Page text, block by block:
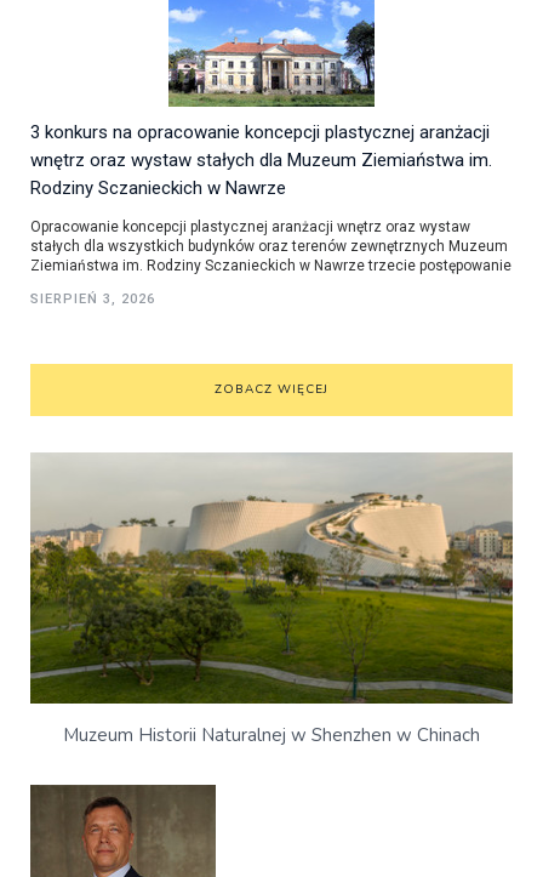
3 konkurs na opracowanie koncepcji plastycznej aranżacji
wnętrz oraz wystaw stałych dla Muzeum Ziemiaństwa im.
Rodziny Sczanieckich w Nawrze
Opracowanie koncepcji plastycznej aranżacji wnętrz oraz wystaw
stałych dla wszystkich budynków oraz terenów zewnętrznych Muzeum
Ziemiaństwa im. Rodziny Sczanieckich w Nawrze trzecie postępowanie
SIERPIEŃ 3, 2026
ZOBACZ WIĘCEJ
Muzeum Historii Naturalnej w Shenzhen w Chinach